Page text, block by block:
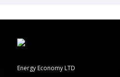
Energy Economy LTD